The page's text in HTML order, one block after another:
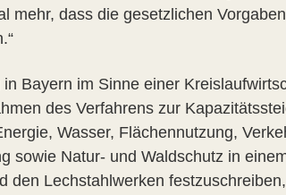
mehr, dass die gesetzlichen
Bayern im Sinne einer
des Verfahrens zur
Wasser, Flächennutzung,
sowie Natur- und Waldschutz in
den Lechstahlwerken